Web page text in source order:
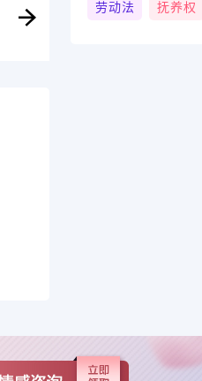
劳动法 抚养权